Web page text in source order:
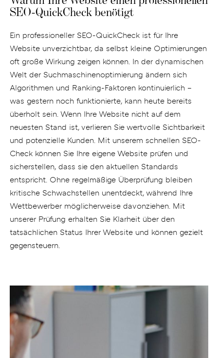
SEO-QuickCheck benötigt
Ein professioneller SEO-QuickCheck ist für Ihre
Website unverzichtbar, da selbst kleine Optimierungen
oft große Wirkung zeigen können. In der dynamischen
Welt der Suchmaschinenoptimierung ändern sich
Algorithmen und Ranking-Faktoren kontinuierlich –
was gestern noch funktionierte, kann heute bereits
überholt sein. Wenn Ihre Website nicht auf dem
neuesten Stand ist, verlieren Sie wertvolle Sichtbarkeit
und potenzielle Kunden. Mit unserem schnellen SEO-
Check können Sie Ihre eigene Website prüfen und
sicherstellen, dass sie den aktuellen Standards
entspricht. Ohne regelmäßige Überprüfung bleiben
kritische Schwachstellen unentdeckt, während Ihre
Wettbewerber möglicherweise davonziehen. Mit
unserer Prüfung erhalten Sie Klarheit über den
tatsächlichen Status Ihrer Website und können gezielt
gegensteuern.